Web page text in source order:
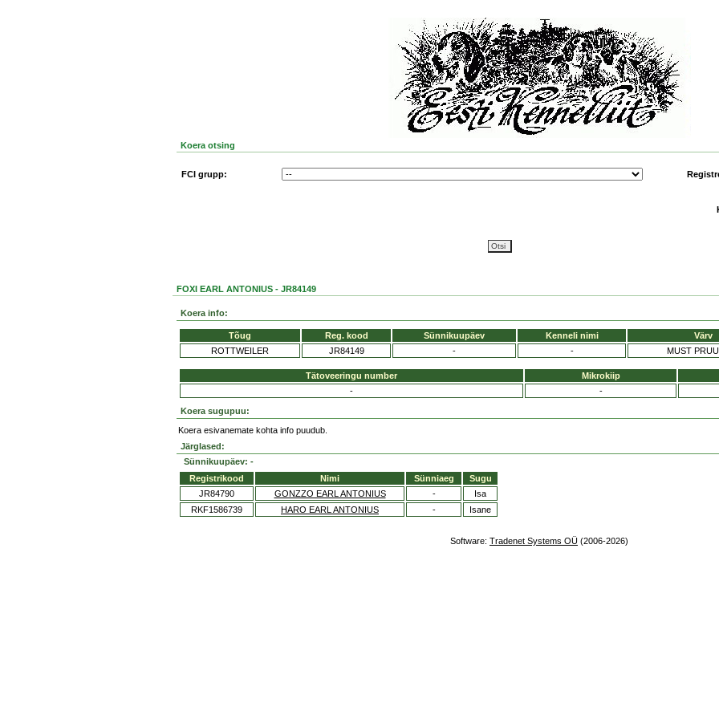
Koera otsing
FCI grupp:
FOXI EARL ANTONIUS - JR84149
Koera info:
Tõug Reg. kood Sünnikuupäev Kenneli nimi Värv
ROTTWEILER
JR84149 - - MUST
Tätoveeringu number Mikrokiip
-
-
Koera sugupuu:
Koera esivanemate kohta info puudub.
Järglased:
Sünnikuupäev: -
Registrikood
Nimi Sünniaeg
Sugu
JR84790
GONZZO EARL ANTONIUS -
Isa
RKF1586739
HARO EARL ANTONIUS - Isane
Software: Tradenet Systems OÜ (2006-2026)